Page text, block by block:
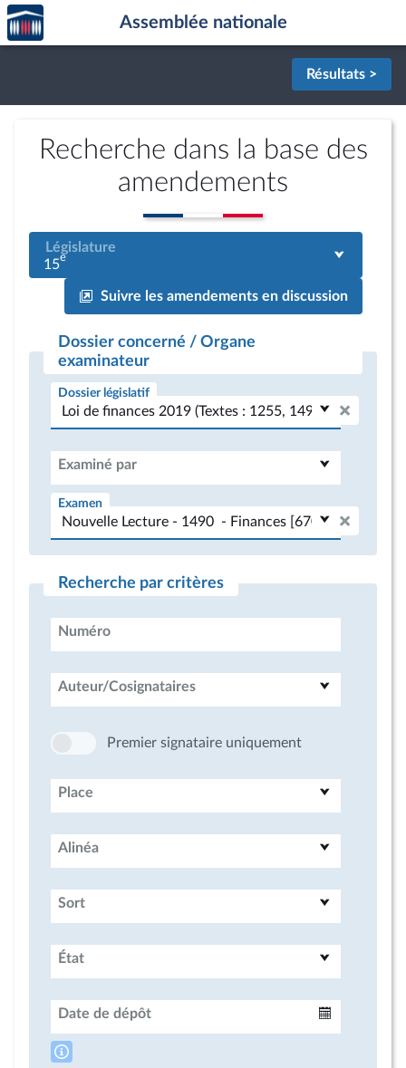
Aller au contenu
Aller en bas de la page
Accèder
à la
page
Assemblée nationale
Résultats >
Recherche dans la base des
amendements
Législature
15e
Suivre les amendements en discussion
Dossier concerné / Organe
examinateur
Dossier législatif
Examiné par
Examen
Recherche par critères
Numéro
Auteur/Cosignataires
Premier signataire uniquement
Place
Alinéa
Sort
État
Date de dépôt